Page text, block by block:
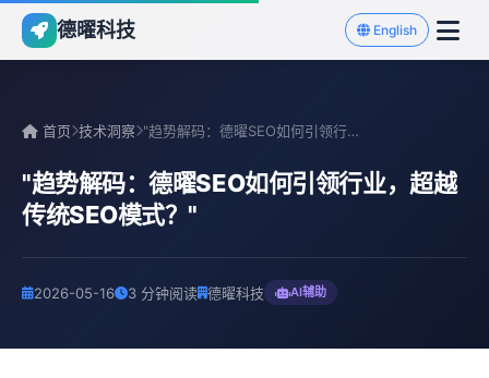
德曜科技 English
首页 技术洞察 "趋势解码：德曜SEO如何引领行业，超越传统SEO模式？"
"趋势解码：德曜SEO如何引领行业，超越
传统SEO模式？"
2026-05-16 3 分钟阅读 德曜科技 AI辅助